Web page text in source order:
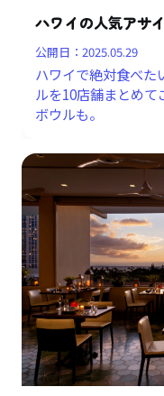
ハワイの人気アサ
公開日：2025.05.29
ハワイで絶対食べた
ルを10店舗まとめ
ボウルも。